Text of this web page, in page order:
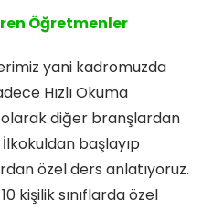
Öğretmenler
yani kadromuzda
Hızlı Okuma
diğer branşlardan
başlayıp
özel ders anlatıyoruz.
kişilik sınıflarda özel